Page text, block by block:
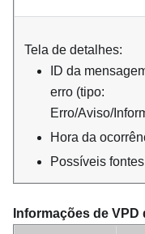
Tela de detalhes:
ID da
erro (tipo:
Erro/Aviso/
Hora da
Possíveis
Informações de VPD